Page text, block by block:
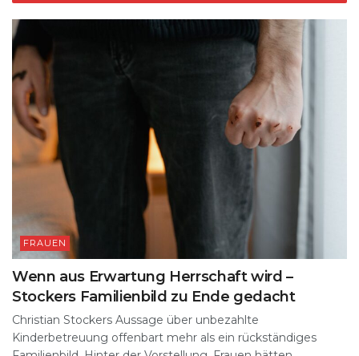
FRAUEN
Wenn aus Erwartung Herrschaft wird –
Stockers Familienbild zu Ende gedacht
Christian Stockers Aussage über unbezahlte
Kinderbetreuung offenbart mehr als ein rückständiges